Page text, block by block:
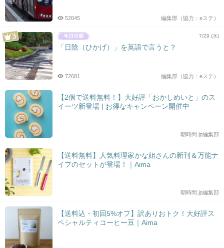
編集部（協力：eステ）
52045
7/29 (水)
「日陰（ひかげ）」を英語で言うと？
編集部（協力：eステ）
72681
【2個で送料無料！】大好評「おかしめいと」のス
イーツ新登場 | お得なキャンペーン開催中
朝時間.jp編集部
【送料無料】人気料理家かな姐さんの新刊＆万能ナ
イフのセットが登場！｜Aima
朝時間.jp編集部
【送料込・初回5%オフ】訳ありおトク！大好評ス
ペシャルティコーヒー豆｜Aima